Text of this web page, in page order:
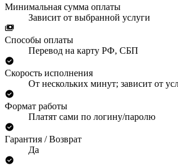
Минимальная сумма оплаты
Зависит от выбранной услуги
Способы оплаты
Перевод на карту РФ, СБП
Скорость исполнения
От нескольких минут; зависит от
Формат работы
Платят сами по логину/паролю
Гарантия / Возврат
Да